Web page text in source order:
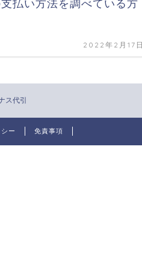
払い方法を調べている方
2022年2月17
ス代引
ー 免責事項